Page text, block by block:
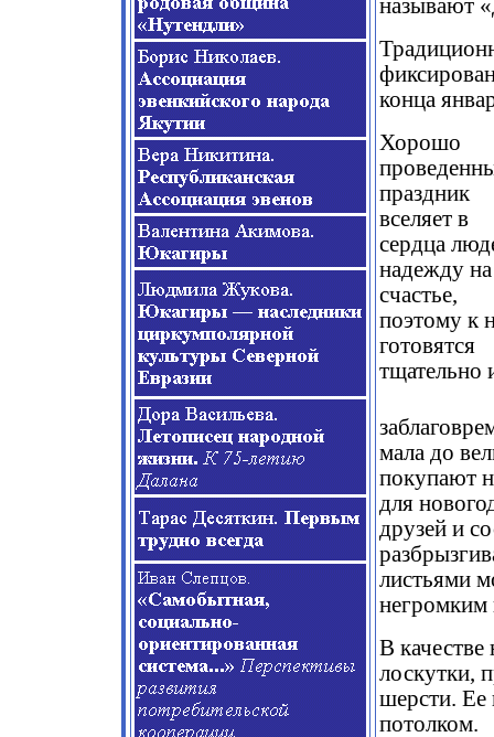
называют
конца
Хорошо
праздник
вселяет в
сердца
надежду на
счастье,
поэтому к
готовятся
тщательно
мала до
покупают
для
друзей и
листьями
негромким
В
лоскутки,
шерсти. Ее
потолком.